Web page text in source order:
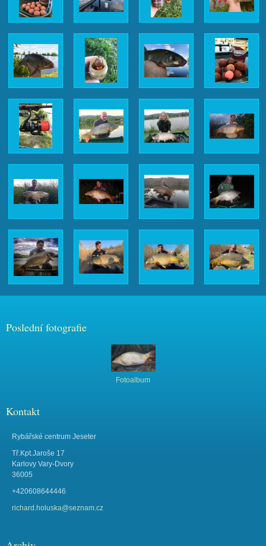
Poslední fotografie
Fotoalbum
Kontakt
Rybářské centrum Jeseter
Tř.Kpt.Jaroše 17
Karlovy Vary-Dvory
36005
+420608644446
richard.holuska@seznam.cz